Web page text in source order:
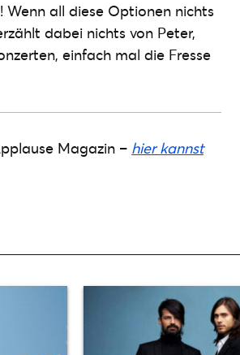
Wenn all diese Optionen nichts
dabei nichts von Peter,
einfach mal die Fresse
Magazin – hier kannst